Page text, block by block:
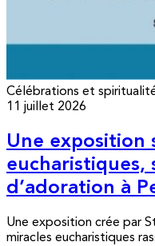
Célébrations et
11 juillet 2026
Une exposition
eucharistiques,
d’adoration à
Une exposition crée par
miracles eucharistiques